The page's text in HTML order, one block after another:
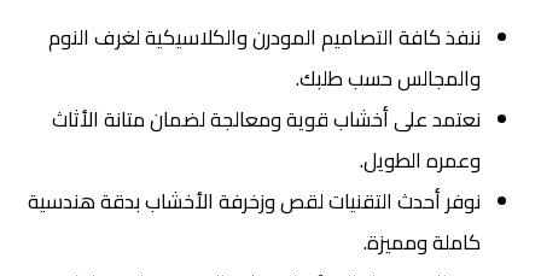
ننفذ كافة التصاميم المودرن والكلاسيكية لغرف النوم
والمجالس حسب طلبك.
نعتمد على أخشاب قوية ومعالجة لضمان متانة الأثاث
وعمره الطويل.
نوفر أحدث التقنيات لقص وزخرفة الأخشاب بدقة هندسية
كاملة ومميزة.